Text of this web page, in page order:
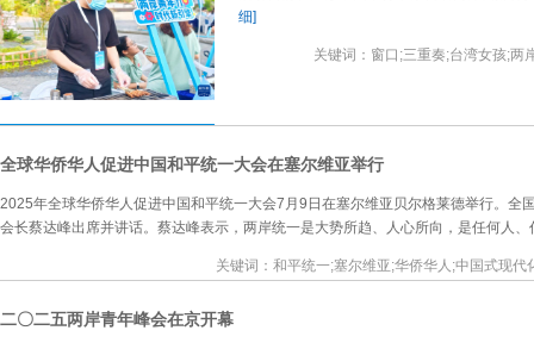
细]
关键词：窗口;三重奏;台湾女孩;两
全球华侨华人促进中国和平统一大会在塞尔维亚举行
2025年全球华侨华人促进中国和平统一大会7月9日在塞尔维亚贝尔格莱德举行。全
会长蔡达峰出席并讲话。蔡达峰表示，两岸统一是大势所趋、人心所向，是任何人
关键词：和平统一;塞尔维亚;华侨华人;中国式现
二〇二五两岸青年峰会在京开幕